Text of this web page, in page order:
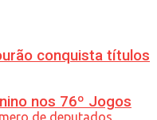
conquista títulos
nos 76º Jogos